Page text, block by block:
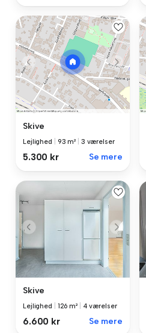
Skive
Lejlighed 93 m² 3 værelser
5.300 kr Se mere
Skive
Lejlighed 126 m² 4 værelser
6.600 kr Se mere